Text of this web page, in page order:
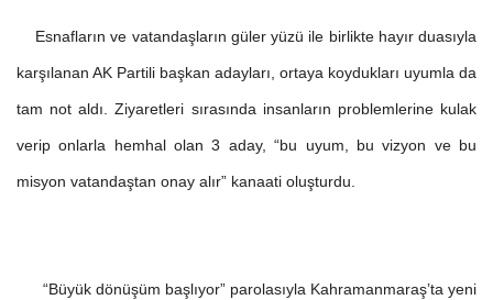
Esnafların ve vatandaşların güler yüzü ile birlikte hayır duasıyla
karşılanan AK Partili başkan adayları, ortaya koydukları uyumla da
tam not aldı. Ziyaretleri sırasında insanların problemlerine kulak
verip onlarla hemhal olan 3 aday, “bu uyum, bu vizyon ve bu
misyon vatandaştan onay alır” kanaati oluşturdu.
“Büyük dönüşüm başlıyor” parolasıyla Kahramanmaraş’ta yeni